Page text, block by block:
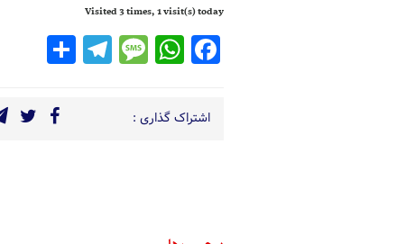
Visited 3 times, 1 visit(s) today
Facebook
WhatsApp
Message
Telegram
Share
اشتراک گذاری :